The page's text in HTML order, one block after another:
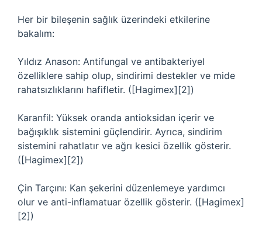
Her bir bileşenin sağlık üzerindeki etkilerine
bakalım:
Yıldız Anason: Antifungal ve antibakteriyel
özelliklere sahip olup, sindirimi destekler ve mide
rahatsızlıklarını hafifletir. ([Hagimex][2])
Karanfil: Yüksek oranda antioksidan içerir ve
bağışıklık sistemini güçlendirir. Ayrıca, sindirim
sistemini rahatlatır ve ağrı kesici özellik gösterir.
([Hagimex][2])
Çin Tarçını: Kan şekerini düzenlemeye yardımcı
olur ve anti-inflamatuar özellik gösterir. ([Hagimex]
[2])